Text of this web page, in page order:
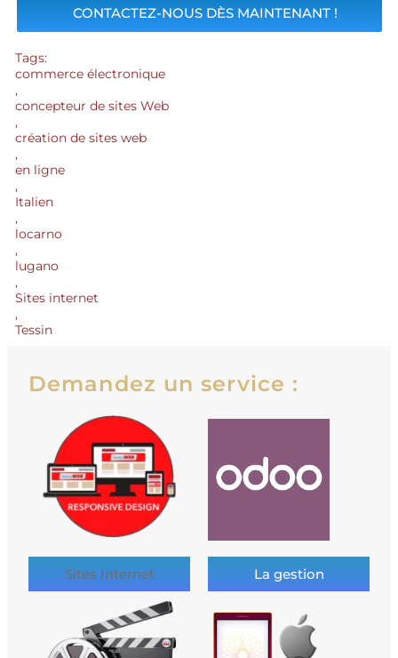
CONTACTEZ-NOUS DÈS MAINTENANT !
Tags:
commerce électronique
,
concepteur de sites Web
,
création de sites web
,
en ligne
,
Italien
,
locarno
,
lugano
,
Sites internet
,
Tessin
Demandez un service :
Sites Internet La gestion